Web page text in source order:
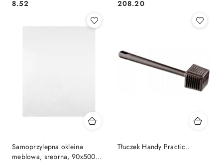
Cena:
8.52 Cena:
208.20
Samoprzylepna okleina
meblowa, srebrna, 90x500
Tłuczek Handy Practic..